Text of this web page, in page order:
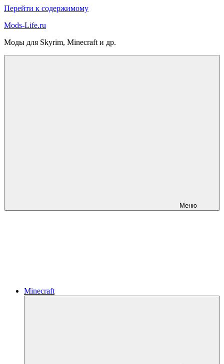
Перейти к содержимому
Mods-Life.ru
Моды для Skyrim, Minecraft и др.
Меню
Minecraft